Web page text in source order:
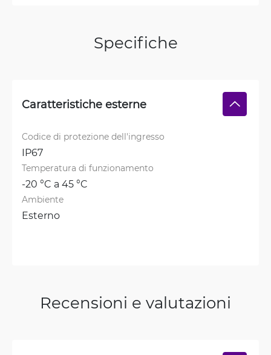
Specifiche
Caratteristiche esterne
Codice di protezione dell'ingresso
IP67
Temperatura di funzionamento
-20 °C a 45 °C
Ambiente
Esterno
Recensioni e valutazioni